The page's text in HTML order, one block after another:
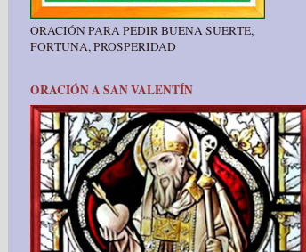
ORACIÓN PARA PEDIR BUENA SUERTE,
FORTUNA, PROSPERIDAD
ORACIÓN A SAN VALENTÍN